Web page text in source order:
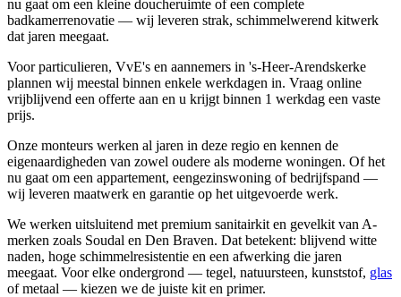
nu gaat om een kleine doucheruimte of een complete
badkamerrenovatie — wij leveren strak, schimmelwerend kitwerk
dat jaren meegaat.
Voor particulieren, VvE's en aannemers in 's-Heer-Arendskerke
plannen wij meestal binnen enkele werkdagen in. Vraag online
vrijblijvend een offerte aan en u krijgt binnen 1 werkdag een vaste
prijs.
Onze monteurs werken al jaren in deze regio en kennen de
eigenaardigheden van zowel oudere als moderne woningen. Of het
nu gaat om een appartement, eengezinswoning of bedrijfspand —
wij leveren maatwerk en garantie op het uitgevoerde werk.
We werken uitsluitend met premium sanitairkit en gevelkit van A-
merken zoals Soudal en Den Braven. Dat betekent: blijvend witte
naden, hoge schimmelresistentie en een afwerking die jaren
meegaat. Voor elke ondergrond — tegel, natuursteen, kunststof, glas
of metaal — kiezen we de juiste kit en primer.